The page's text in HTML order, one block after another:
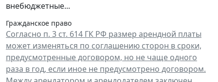
внебюджетные...
Гражданское право
Согласно п. 3 ст. 614 ГК РФ размер арендной платы
может изменяться по соглашению сторон в сроки,
предусмотренные договором, но не чаще одного
раза в год, если иное не предусмотрено договором.